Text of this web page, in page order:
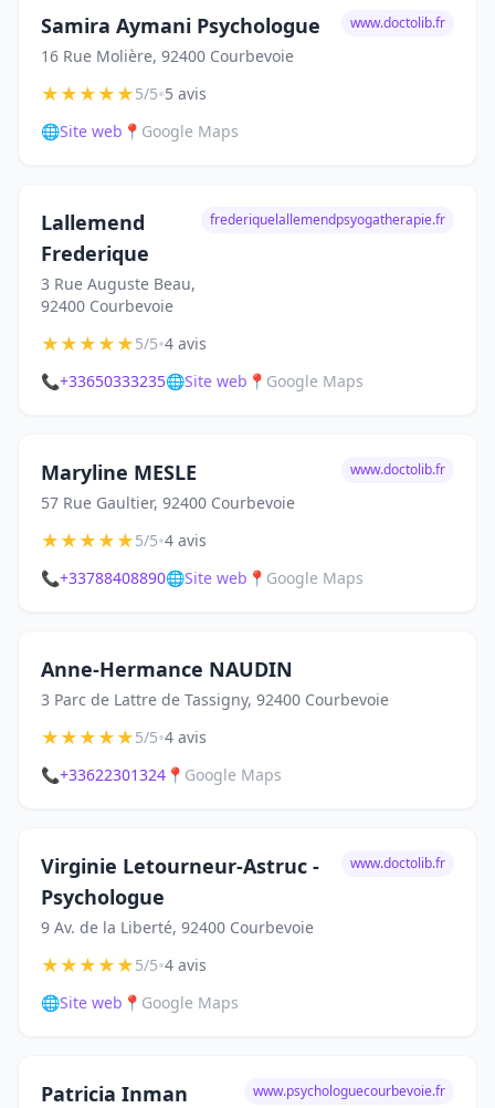
Samira Aymani Psychologue
16 Rue Molière, 92400 Courbevoie
www.doctolib.fr
★★★★★5/5•5 avis
🌐Site web 📍 Google Maps
Lallemend
Frederique
3 Rue Auguste Beau,
92400 Courbevoie
frederiquelallemendpsyogatherapie.fr
★★★★★5/5•4 avis
📞+33650333235🌐Site web 📍 Google Maps
Maryline MESLE
57 Rue Gaultier, 92400 Courbevoie
www.doctolib.fr
★★★★★5/5•4 avis
📞+33788408890🌐Site web 📍 Google Maps
Anne-Hermance NAUDIN
3 Parc de Lattre de Tassigny, 92400 Courbevoie
★★★★★5/5•4 avis
📞+33622301324 📍 Google Maps
Virginie Letourneur-Astruc -
Psychologue
9 Av. de la Liberté, 92400 Courbevoie
www.doctolib.fr
★★★★★5/5•4 avis
🌐Site web 📍 Google Maps
Patricia Inman www.psychologuecourbevoie.fr